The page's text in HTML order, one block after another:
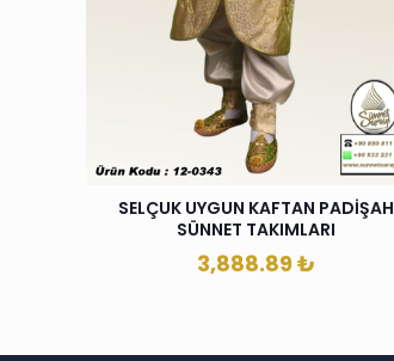
SELÇUK UYGUN KAFTAN PADİŞAH
SÜNNET TAKIMLARI
3,888.89 ₺